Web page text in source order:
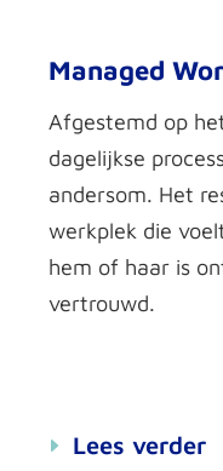
Managed
Afgestemd op
dagelijkse
andersom. Het
werkplek die
hem of haar is
vertrouwd.
Lees verder